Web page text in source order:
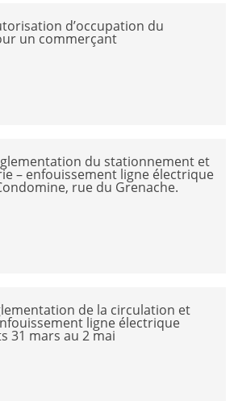
d’occupation du
un commerçant
du stationnement et
– enfouissement ligne électrique
rue du Grenache.
de la circulation et
ligne électrique
31 mars au 2 mai